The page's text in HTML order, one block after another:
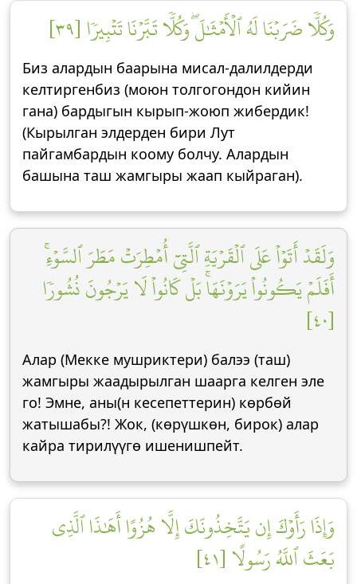
وَكُلّٗا ضَرَبۡنَا لَهُ ٱلۡأَمۡثَٰلَۖ وَكُلّٗا تَبَّرۡنَا تَتۡبِيرٗا [٣٩]
Биз алардын баарына мисал-далилдерди
келтиргенбиз (моюн толгогондон кийин
гана) бардыгын кырып-жоюп жибердик!
(Кырылган элдерден бири Лут
пайгамбардын коому болчу. Алардын
башына таш жамгыры жаап кыйраган).
وَلَقَدۡ أَتَوۡاْ عَلَى ٱلۡقَرۡيَةِ ٱلَّتِيٓ أُمۡطِرَتۡ مَطَرَ ٱلسَّوۡءِۚ
أَفَلَمۡ يَكُونُواْ يَرَوۡنَهَاۚ بَلۡ كَانُواْ لَا يَرۡجُونَ نُشُورٗا
[٤٠]
Алар (Мекке мушриктери) балээ (таш)
жамгыры жаадырылган шаарга келген эле
го! Эмне, аны(н кесепеттерин) көрбөй
жатышабы?! Жок, (көрүшкөн, бирок) алар
кайра тирилүүгө ишенишпейт.
وَإِذَا رَأَوۡكَ إِن يَتَّخِذُونَكَ إِلَّا هُزُوًا أَهَٰذَا ٱلَّذِي
بَعَثَ ٱللَّهُ رَسُولًا [٤١]